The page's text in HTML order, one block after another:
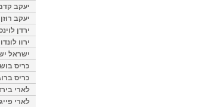
יעקב
יעקב רוזן
ירדן
ירוו
ישראל
כריס בוש
כריס
לארי
לארי